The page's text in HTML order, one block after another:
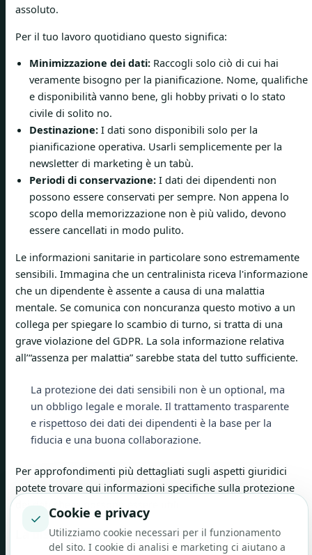
assoluto.
Per il tuo lavoro quotidiano questo significa:
Minimizzazione dei dati: Raccogli solo ciò di cui hai
veramente bisogno per la pianificazione. Nome, qualifiche
e disponibilità vanno bene, gli hobby privati ​​o lo stato
civile di solito no.
Destinazione: I dati sono disponibili solo per la
pianificazione operativa. Usarli semplicemente per la
newsletter di marketing è un tabù.
Periodi di conservazione: I dati dei dipendenti non
possono essere conservati per sempre. Non appena lo
scopo della memorizzazione non è più valido, devono
essere cancellati in modo pulito.
Le informazioni sanitarie in particolare sono estremamente
sensibili. Immagina che un centralinista riceva l'informazione
che un dipendente è assente a causa di una malattia
mentale. Se comunica con noncuranza questo motivo a un
collega per spiegare lo scambio di turno, si tratta di una
grave violazione del GDPR. La sola informazione relativa
all’“assenza per malattia” sarebbe stata del tutto sufficiente.
La protezione dei dati sensibili non è un optional, ma
un obbligo legale e morale. Il trattamento trasparente
e rispettoso dei dati dei dipendenti è la base per la
fiducia e una buona collaborazione.
Per approfondimenti più dettagliati sugli aspetti giuridici
potete trovare qui informazioni specifiche sulla protezione
dei dati che vi possono essere utili.
La discriminazione come rischio giuridico
✓ Cookie e privacy
Utilizziamo cookie necessari per il funzionamento
del sito. I cookie di analisi e marketing ci aiutano a